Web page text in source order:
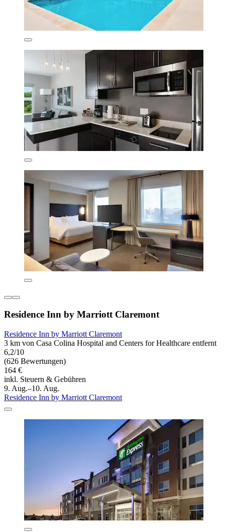
Residence Inn by Marriott Claremont
Residence Inn by Marriott Claremont
3 km von Casa Colina Hospital and Centers for Healthcare entfernt
6,2/10
(626 Bewertungen)
164 €
inkl. Steuern & Gebühren
9. Aug.–10. Aug.
Residence Inn by Marriott Claremont